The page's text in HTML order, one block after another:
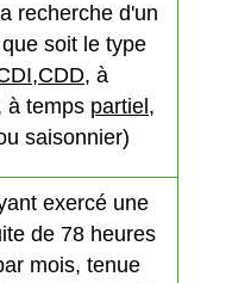
recherche d'un
soit le type
,CDD, à
à temps partiel ,
saisonnier)
exercé une
de 78 heures
mois, tenue